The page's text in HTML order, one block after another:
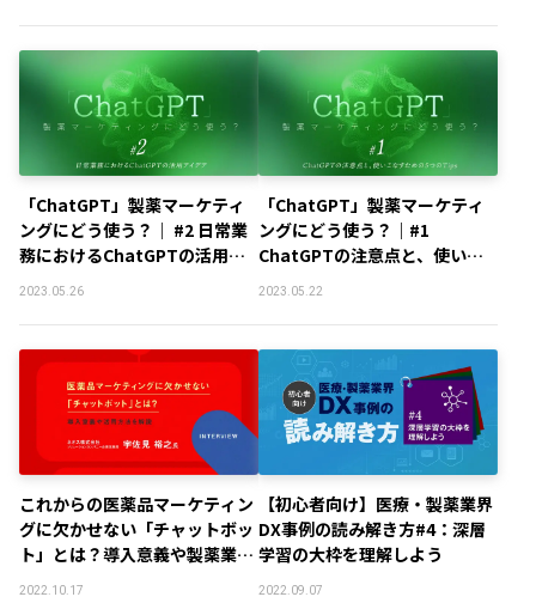
「ChatGPT」製薬マーケティ
ングにどう使う？｜ #2 日常業
務におけるChatGPTの活用ア
イデア
2023.05.26
「ChatGPT」製薬マーケティ
ングにどう使う？｜#1
ChatGPTの注意点と、使いこ
なすための5つのTips
2023.05.22
これからの医薬品マーケティン
グに欠かせない「チャットボッ
ト」とは？導入意義や製薬業界
の活用方法を解説
2022.10.17
【初心者向け】医療・製薬業界
DX事例の読み解き方#4：深層
学習の大枠を理解しよう
2022.09.07